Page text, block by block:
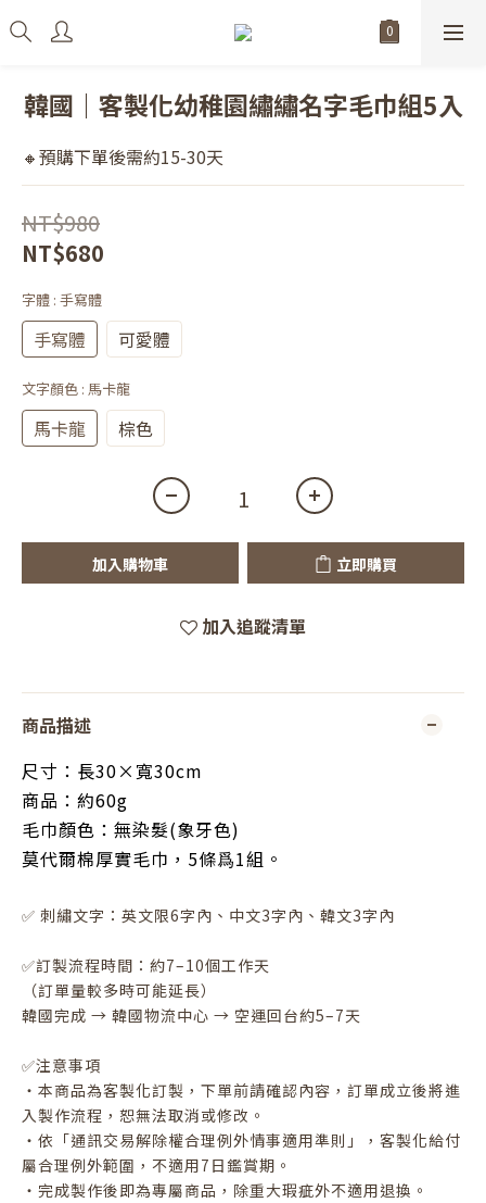
韓國｜客製化幼稚園繡繡名字毛巾組5入
🔸預購下單後需約15-30天
NT$980
NT$680
字體 : 手寫體
手寫體 可愛體
文字顏色 : 馬卡龍
馬卡龍 棕色
加入購物車 立即購買
加入追蹤清單
商品描述
尺寸：長30×寬30cm
商品：約60g
毛巾顏色：無染髮(象牙色)
莫代爾棉厚實毛巾，5條爲1組。
✅ 刺繡文字：英文限6字內、中文3字內、韓文3字內
✅訂製流程時間：約7–10個工作天
（訂單量較多時可能延長）
韓國完成 → 韓國物流中心 → 空運回台約5–7天
✅注意事項
・本商品為客製化訂製，下單前請確認內容，訂單成立後將進
入製作流程，恕無法取消或修改。
・依「通訊交易解除權合理例外情事適用準則」，客製化給付
屬合理例外範圍，不適用7日鑑賞期。
・完成製作後即為專屬商品，除重大瑕疵外不適用退換。